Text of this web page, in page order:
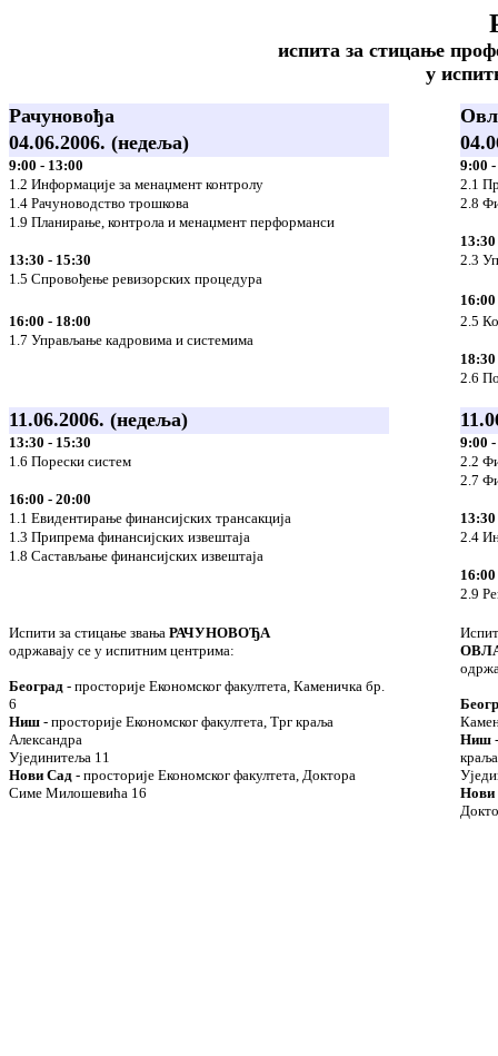
испита за стицање
у
Рачуновођа
04.06.2006. (недеља)
9:00 - 13:00
9:00
1.2 Информације за менаџмент контролу
2.1
1.4 Рачуноводство трошкова
2.8
1.9 Планирање, контрола и менаџмент перформанси
13:30 - 15:30
2.3
1.5 Спровођење ревизорских процедура
16:00 - 18:00
2.5
1.7 Управљање кадровима и системима
2.6
11.06.2006. (недеља)
13:30 - 15:30
9:00
1.6 Порески систем
2.2
2.7
16:00 - 20:00
1.1 Евидентирање финансијских трансакција
1.3 Припрема финансијских извештаја
2.4
1.8 Састављање финансијских извештаја
2.9
Испити за стицање звања РАЧУНОВОЂА
одржавају се у испитним центрима:
Београд - просторије Економског факултета, Каменичка бр.
6
Ниш - просторије Економског факултета, Трг краља
Александра
Ујединитеља 11
Нови Сад - просторије Економског факултета, Доктора
Симе Милошевића 16
Ниш
Нови